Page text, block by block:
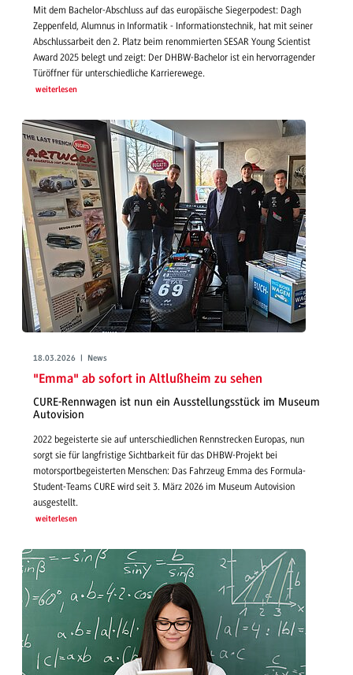
Mit dem Bachelor-Abschluss auf das europäische Siegerpodest: Dagh
Zeppenfeld, Alumnus in Informatik - Informationstechnik, hat mit seiner
Abschlussarbeit den 2. Platz beim renommierten SESAR Young Scientist
Award 2025 belegt und zeigt: Der DHBW-Bachelor ist ein hervorragender
Türöffner für unterschiedliche Karrierewege.
weiterlesen
18.03.2026 | News
"Emma" ab sofort in Altlußheim zu sehen
CURE-Rennwagen ist nun ein Ausstellungsstück im Museum
Autovision
2022 begeisterte sie auf unterschiedlichen Rennstrecken Europas, nun
sorgt sie für langfristige Sichtbarkeit für das DHBW-Projekt bei
motorsportbegeisterten Menschen: Das Fahrzeug Emma des Formula-
Student-Teams CURE wird seit 3. März 2026 im Museum Autovision
ausgestellt.
weiterlesen